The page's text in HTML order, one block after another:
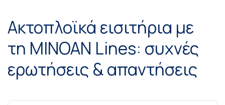
Ακτοπλοϊκά εισιτήρια με
τη MINOAN Lines: συχνές
ερωτήσεις & απαντήσεις